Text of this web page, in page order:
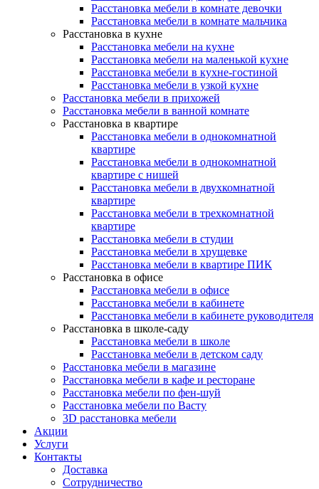
Расстановка мебели в комнате девочки
Расстановка мебели в комнате мальчика
Расстановка в кухне
Расстановка мебели на кухне
Расстановка мебели на маленькой кухне
Расстановка мебели в кухне-гостиной
Расстановка мебели в узкой кухне
Расстановка мебели в прихожей
Расстановка мебели в ванной комнате
Расстановка в квартире
Расстановка мебели в однокомнатной
квартире
Расстановка мебели в однокомнатной
квартире с нишей
Расстановка мебели в двухкомнатной
квартире
Расстановка мебели в трехкомнатной
квартире
Расстановка мебели в студии
Расстановка мебели в хрущевке
Расстановка мебели в квартире ПИК
Расстановка в офисе
Расстановка мебели в офисе
Расстановка мебели в кабинете
Расстановка мебели в кабинете руководителя
Расстановка в школе-саду
Расстановка мебели в школе
Расстановка мебели в детском саду
Расстановка мебели в магазине
Расстановка мебели в кафе и ресторане
Расстановка мебели по фен-шуй
Расстановка мебели по Васту
3D расстановка мебели
Акции
Услуги
Контакты
Доставка
Сотрудничество